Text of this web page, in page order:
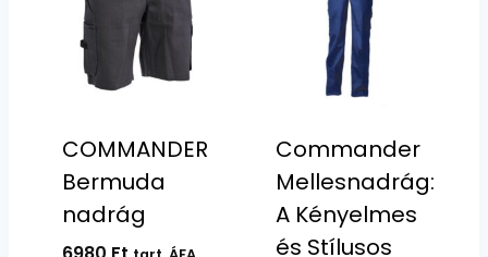
COMMANDER
Bermuda
nadrág
Commander
Mellesnadrág:
A Kényelmes
és Stílusos